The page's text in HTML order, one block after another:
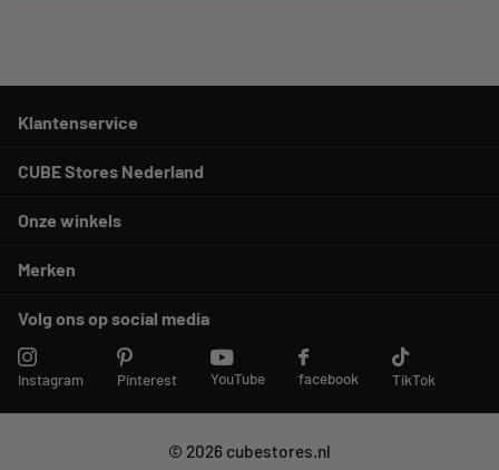
Klantenservice
CUBE Stores Nederland
Onze winkels
Merken
Volg ons op social media
Instagram Pinterest YouTube facebook TikTok
© 2026 cubestores.nl